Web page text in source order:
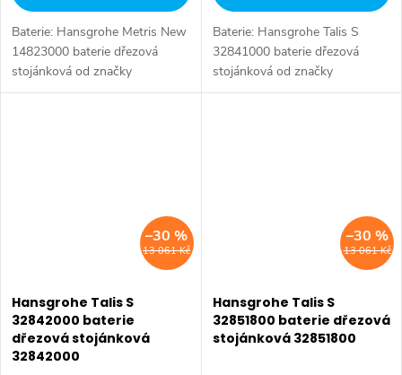
Baterie: Hansgrohe Metris New
14823000 baterie dřezová
stojánková od značky
Hansgrohe. Série: Metris New.
Baterie: Hansgrohe Talis S
32841000 baterie dřezová
stojánková od značky
Hansgrohe. Série: Talis S. Typ
13 061 Kč
–30 %
Hansgrohe Talis S
32842000 baterie
dřezová stojánková
32842000
13 061 Kč
–30 %
Hansgrohe Talis S
32851800 baterie dřezová
stojánková 32851800